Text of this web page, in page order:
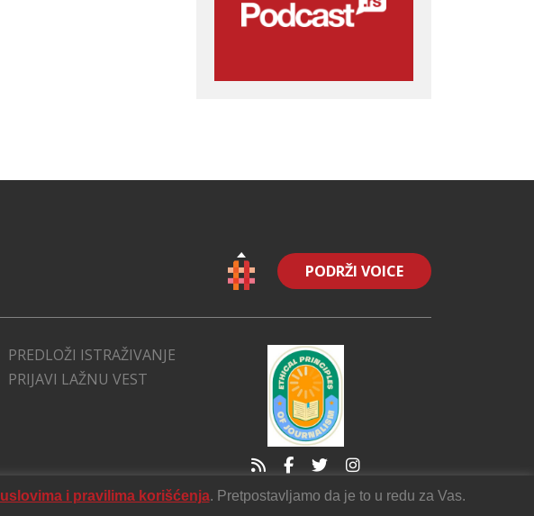
PODRŽI VOICE
PREDLOŽI ISTRAŽIVANJE
PRIJAVI LAŽNU VEST
uslovima i pravilima korišćenja. Pretpostavljamo da je to u redu za Vas.